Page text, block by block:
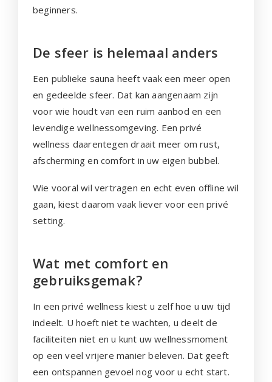
beginners.
De sfeer is helemaal anders
Een publieke sauna heeft vaak een meer open
en gedeelde sfeer. Dat kan aangenaam zijn
voor wie houdt van een ruim aanbod en een
levendige wellnessomgeving. Een privé
wellness daarentegen draait meer om rust,
afscherming en comfort in uw eigen bubbel.
Wie vooral wil vertragen en echt even offline wil
gaan, kiest daarom vaak liever voor een privé
setting.
Wat met comfort en
gebruiksgemak?
In een privé wellness kiest u zelf hoe u uw tijd
indeelt. U hoeft niet te wachten, u deelt de
faciliteiten niet en u kunt uw wellnessmoment
op een veel vrijere manier beleven. Dat geeft
een ontspannen gevoel nog voor u echt start.